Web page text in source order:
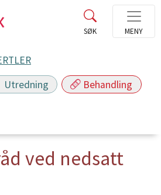
Utredning Behandling
ved nedsatt